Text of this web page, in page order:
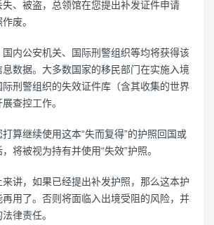
、被盗，总领馆在您提出补发证件申请
废。
内公安机关、国际刑警组织等均将获得该
数据。大多数国家的移民部门在实施入境
刑警组织的失效证件库（含其收集的世界
查控工作。
算继续使用这本“失而复得”的护照回国或
将被视为持有并使用“失效”护照。
讲，如果已经提出补发护照，那么这本护
用了。否则将面临入出境受阻的风险，并
律责任。